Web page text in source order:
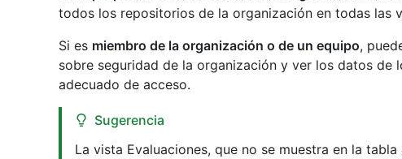
todos los repositorios de la organización en todas las
Si es miembro de la organización o de un equipo,
sobre seguridad de la organización y ver los datos de
adecuado de acceso.
Sugerencia
La vista Evaluaciones, que no se muestra en la